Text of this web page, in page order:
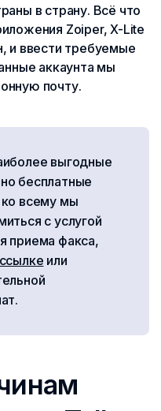
в страну. Всё что
Zoiper, X-Lite
и ввести требуемые
аккаунта мы
почту.
выгодные
бесплатные
всему мы
с услугой
приема факса,
ссылке или